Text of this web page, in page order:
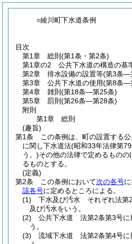
○綾川町下水道条例
目次
第1章
総則 (第1条・第2条)
第1章の2
公共下水道の構造の基
第2章
排水設備の設置等(第3条―
第3章
公共下水道の使用(第8条―
第4章
雑則 (第18条―第25条)
第5章
罰則 (第26条―第28条)
附則
第1章
総則
(趣旨)
第1条
この条例は、町の設置する
に関し下水道法(昭和33年法律第
う。)その他の法律で定めるもの
るものとする。
(定義)
第2条
この条例において次の各号
該各号に定めるところによる。
(1)
下水及び汚水 それぞれ法第
及び汚水をいう。
(2)
公共下水道 法第2条第3号に
う。
(3)
流域下水道 法第2条第4号に